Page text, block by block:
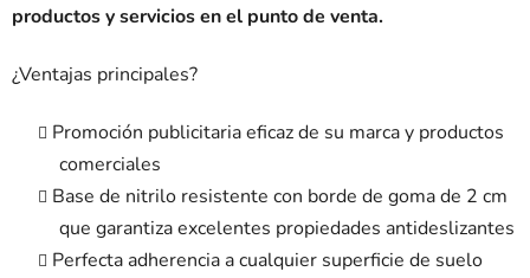
productos y servicios en el punto de venta.
¿Ventajas principales?
Promoción publicitaria eficaz de su marca y productos
comerciales
Base de nitrilo resistente con borde de goma de 2 cm
que garantiza excelentes propiedades antideslizantes
Perfecta adherencia a cualquier superficie de suelo